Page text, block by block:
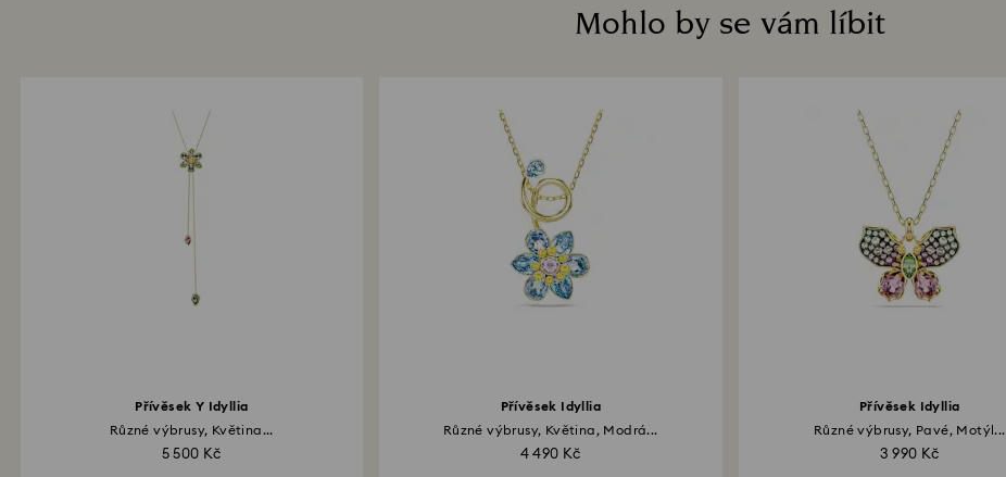
Mohlo by se vám líbit
Přívěsek Y Idyllia
Různé výbrusy, Květina...
5 500 Kč
Přívěsek Idyllia
Různé výbrusy, Květina, Modrá...
4 490 Kč
Přívěsek Idyllia
Různé výbrusy, Pavé, Motýl...
3 990 Kč